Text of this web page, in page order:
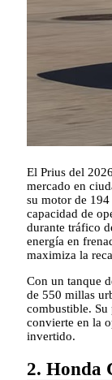
El Prius del
mercado en
su motor de
capacidad de
durante tráfico
energía en
maximiza la
Con un tanque
de 550 millas
combustible. Su
convierte en la
invertido.
2. Honda